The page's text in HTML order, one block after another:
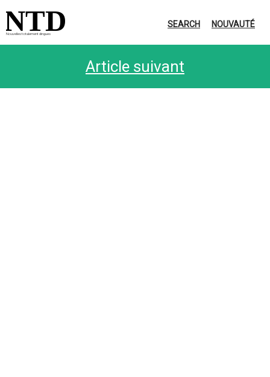
Nouvelles totalement dingues
NTD SEARCH NOUVAUTÉ
Article suivant